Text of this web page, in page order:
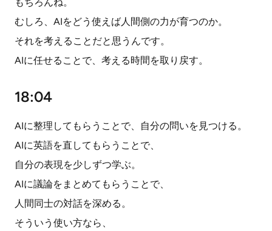
むしろ、AIをどう使えば人間側の力が育つのか。
それを考えることだと思うんです。
AIに任せることで、考える時間を取り戻す。
18:04
AIに整理してもらうことで、自分の問いを見つける。
AIに英語を直してもらうことで、
自分の表現を少しずつ学ぶ。
AIに議論をまとめてもらうことで、
人間同士の対話を深める。
そういう使い方なら、